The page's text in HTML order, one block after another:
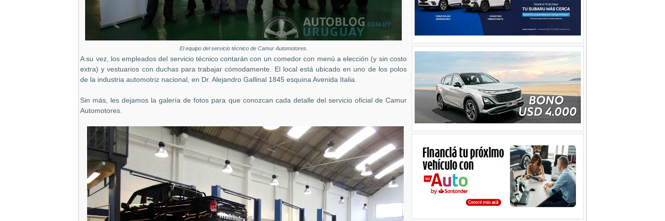
El equipo del servicio técnico de Camur Automotores.
A su vez, los empleados del servicio técnico contarán con un comedor con menú a elección (y sin costo
extra) y vestuarios con duchas para trabajar cómodamente. El local está ubicado en uno de los polos
de la industria automotriz nacional, en Dr. Alejandro Gallinal 1845 esquina Avenida Italia.
Sin más, les dejamos la galería de fotos para que conozcan cada detalle del servicio oficial de Camur
Automotores.